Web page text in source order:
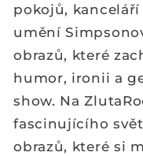
pokojů,
umění
obrazů, které
humor, ironii a
show. Na
fascinujícího
obrazů, které si